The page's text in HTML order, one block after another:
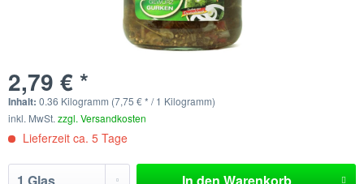
2,79 € *
Inhalt: 0.36 Kilogramm (7,75 € * / 1 Kilogramm)
inkl. MwSt. zzgl. Versandkosten
Lieferzeit ca. 5 Tage